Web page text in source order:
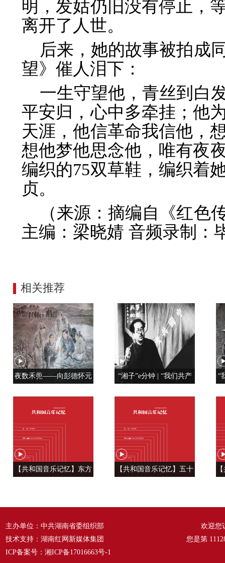
明，发姑仍旧没有停止，
离开了人世。
后来，她的故事被拍成
望》催人泪下：
一生守望他，青丝到白
平安归，心中多牵挂；他
天涯，他信革命我信他，
想他梦他思念他，唯有夜
编织的75双草鞋，编织着
贞。
（来源：摘编自《红色
主编：梁晓婧 音频录制：
相关推荐
夜数禾蔸——向彭德怀元
“湘子”e分钟 | “我们共产
“
【共和国音乐记忆】东方
【共和国音乐记忆】五十
主办单位：中共湖南省委组织部
技术支持：湖南红网新媒体集团
ICP备案号： 湘ICP备17016663号-1
欢迎您
您是第